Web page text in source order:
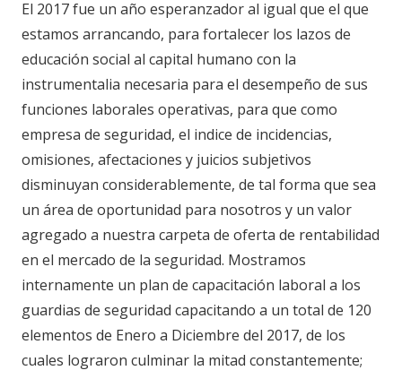
El 2017 fue un año esperanzador al igual que el que
estamos arrancando, para fortalecer los lazos de
educación social al capital humano con la
instrumentalia necesaria para el desempeño de sus
funciones laborales operativas, para que como
empresa de seguridad, el indice de incidencias,
omisiones, afectaciones y juicios subjetivos
disminuyan considerablemente, de tal forma que sea
un área de oportunidad para nosotros y un valor
agregado a nuestra carpeta de oferta de rentabilidad
en el mercado de la seguridad. Mostramos
internamente un plan de capacitación laboral a los
guardias de seguridad capacitando a un total de 120
elementos de Enero a Diciembre del 2017, de los
cuales lograron culminar la mitad constantemente;